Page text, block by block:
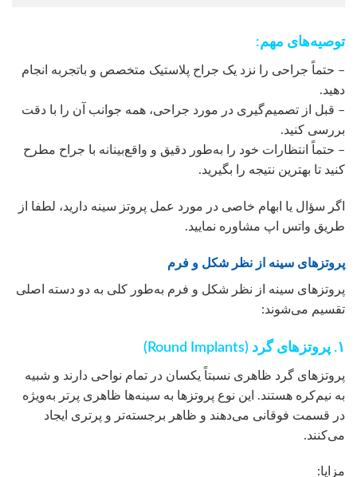
توصیه‌های مهم:
– حتماً جراحی را نزد یک جراح پلاستیک متخصص و باتجربه انجام
دهید.
– قبل از تصمیم‌گیری در مورد جراحی، همه جوانب آن را با دقت
بررسی کنید.
– حتماً انتظارات خود را به‌طور دقیق و واقع‌بینانه با جراح مطرح
کنید تا بهترین نتیجه را بگیرید.
اگر سؤال یا ابهام خاصی در مورد عمل پروتز سینه دارید، لطفا از
طریق واتس اپ مشاوره نمایید.
پروتزهای سینه از نظر شکل و فرم
پروتزهای سینه از نظر شکل و فرم به‌طور کلی به دو دسته اصلی
تقسیم می‌شوند:
۱. پروتزهای گرد (Round Implants)
پروتزهای گرد ظاهری نسبتاً یکسان در تمام نواحی دارند و شبیه
به نیم‌کره هستند. این نوع پروتزها به سینه‌ها ظاهری پرتر به‌ویژه
در قسمت فوقانی می‌دهند و ظاهر برجسته‌تر و پرتری ایجاد
می‌کنند.
مزایا: